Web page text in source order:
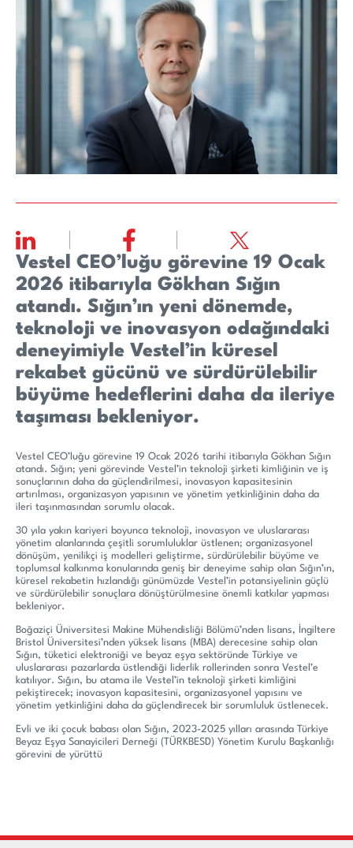
Vestel CEO’luğu görevine 19 Ocak
2026 itibarıyla Gökhan Sığın
atandı. Sığın’ın yeni dönemde,
teknoloji ve inovasyon odağındaki
deneyimiyle Vestel’in küresel
rekabet gücünü ve sürdürülebilir
büyüme hedeflerini daha da ileriye
taşıması bekleniyor.
Vestel CEO’luğu görevine 19 Ocak 2026 tarihi itibarıyla Gökhan Sığın
atandı. Sığın; yeni görevinde Vestel’in teknoloji şirketi kimliğinin ve iş
sonuçlarının daha da güçlendirilmesi, inovasyon kapasitesinin
artırılması, organizasyon yapısının ve yönetim yetkinliğinin daha da
ileri taşınmasından sorumlu olacak.
30 yıla yakın kariyeri boyunca teknoloji, inovasyon ve uluslararası
yönetim alanlarında çeşitli sorumluluklar üstlenen; organizasyonel
dönüşüm, yenilikçi iş modelleri geliştirme, sürdürülebilir büyüme ve
toplumsal kalkınma konularında geniş bir deneyime sahip olan Sığın’ın,
küresel rekabetin hızlandığı günümüzde Vestel’in potansiyelinin güçlü
ve sürdürülebilir sonuçlara dönüştürülmesine önemli katkılar yapması
bekleniyor.
Boğaziçi Üniversitesi Makine Mühendisliği Bölümü’nden lisans, İngiltere
Bristol Üniversitesi’nden yüksek lisans (MBA) derecesine sahip olan
Sığın, tüketici elektroniği ve beyaz eşya sektöründe Türkiye ve
uluslararası pazarlarda üstlendiği liderlik rollerinden sonra Vestel’e
katılıyor. Sığın, bu atama ile Vestel’in teknoloji şirketi kimliğini
pekiştirecek; inovasyon kapasitesini, organizasyonel yapısını ve
yönetim yetkinliğini daha da güçlendirecek bir sorumluluk üstlenecek.
Evli ve iki çocuk babası olan Sığın, 2023-2025 yılları arasında Türkiye
Beyaz Eşya Sanayicileri Derneği (TÜRKBESD) Yönetim Kurulu Başkanlığı
görevini de yürüttü